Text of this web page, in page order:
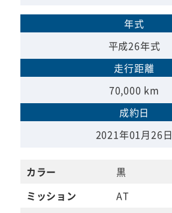
年式
平成26年式
走行距離
70,000 km
成約日
2021年01月26日
カラー
黒
ミッション
AT